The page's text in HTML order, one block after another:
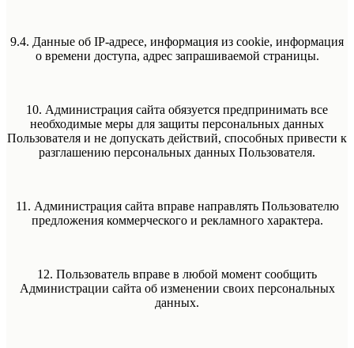
9.4. Данные об IP-адресе, информация из cookie, информация
о времени доступа, адрес запрашиваемой страницы.
10. Администрация сайта обязуется предпринимать все
необходимые меры для защиты персональных данных
Пользователя и не допускать действий, способных привести к
разглашению персональных данных Пользователя.
11. Администрация сайта вправе направлять Пользователю
предложения коммерческого и рекламного характера.
12. Пользователь вправе в любой момент сообщить
Администрации сайта об изменении своих персональных
данных.